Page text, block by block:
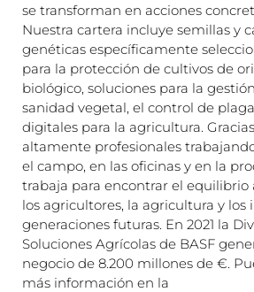
se transforman en acciones
Nuestra cartera incluye semillas y
genéticas específicamente
para la protección de cultivos de
biológico, soluciones para la
sanidad vegetal, el control de
digitales para la agricultura.
altamente profesionales
el campo, en las oficinas y en la
trabaja para encontrar el equilibrio
los agricultores, la agricultura y los
generaciones futuras. En 2021 la
Soluciones Agrícolas de BASF
negocio de 8.200 millones de €.
más información en la